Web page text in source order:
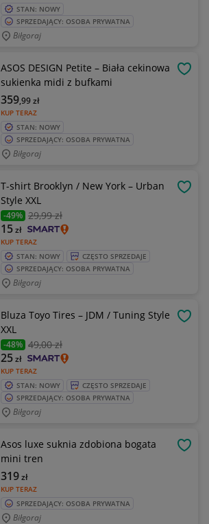
STAN: NOWY
SPRZEDAJĄCY: OSOBA PRYWATNA
Biłgoraj
ASOS DESIGN Petite – Biała cekinowa
sukienka midi z bufkami
KUP TERAZ
359,99zł
STAN: NOWY
SPRZEDAJĄCY: OSOBA PRYWATNA
Biłgoraj
T-shirt Brooklyn / New York – Urban
Style XXL
-49% 29,99 zł
KUP TERAZ
15zł
STAN: NOWY
CZĘSTO SPRZEDAJE
SPRZEDAJĄCY: OSOBA PRYWATNA
Biłgoraj
Bluza Toyo Tires – JDM / Tuning Style
XXL
-48% 49,00 zł
KUP TERAZ
25zł
STAN: NOWY
CZĘSTO SPRZEDAJE
SPRZEDAJĄCY: OSOBA PRYWATNA
Biłgoraj
Asos luxe suknia zdobiona bogata
mini tren
KUP TERAZ
319zł
SPRZEDAJĄCY: OSOBA PRYWATNA
Biłgoraj